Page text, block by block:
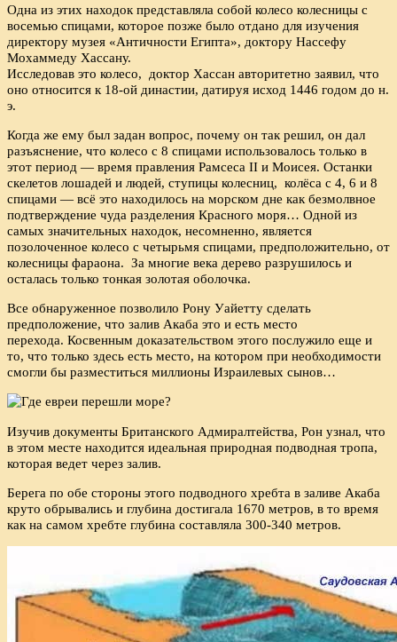
Одна из этих находок представляла собой колесо колесницы с
восемью спицами, которое позже было отдано для изучения
директору музея «Античности Египта», доктору Нассефу
Мохаммеду Хассану.
Исследовав это колесо, доктор Хассан авторитетно заявил, что
оно относится к 18-ой династии, датируя исход 1446 годом до н.
э.
Когда же ему был задан вопрос, почему он так решил, он дал
разъяснение, что колесо с 8 спицами использовалось только в
этот период — время правления Рамсеса II и Моисея. Останки
скелетов лошадей и людей, ступицы колесниц, колёса с 4, 6 и 8
спицами — всё это находилось на морском дне как безмолвное
подтверждение чуда разделения Красного моря… Одной из
самых значительных находок, несомненно, является
позолоченное колесо с четырьмя спицами, предположительно, от
колесницы фараона. За многие века дерево разрушилось и
осталась только тонкая золотая оболочка.
Все обнаруженное позволило Рону Уайетту сделать
предположение, что залив Акаба это и есть место
перехода. Косвенным доказательством этого послужило еще и
то, что только здесь есть место, на котором при необходимости
смогли бы разместиться миллионы Израилевых сынов…
Изучив документы Британского Адмиралтейства, Рон узнал, что
в этом месте находится идеальная природная подводная тропа,
которая ведет через залив.
Берега по обе стороны этого подводного хребта в заливе Акаба
круто обрывались и глубина достигала 1670 метров, в то время
как на самом хребте глубина составляла 300-340 метров.